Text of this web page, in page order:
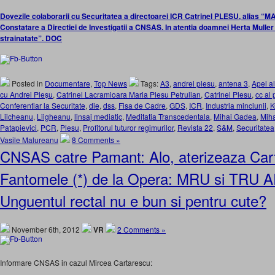
Dovezile colaborarii cu Securitatea a directoarei ICR Catrinel PLESU, alias
Constatare a Directiei de Investigatii a CNSAS. In atentia doamnei Herta
strainatate”. DOC
Posted in Documentare, Top News Tags:A3, andrei plesu, antena 3, Apel
cu Andrei Pleşu, Catrinel Lacramioara Maria Plesu Petrulian, Catrinel Plesu, cc al
Conferentiar la Securitate, die, dss, Fisa de Cadre, GDS, ICR, Industria minciunii,
Liicheanu, Liigheanu, linsaj mediatic, Meditatia Transcedentala, Mihai Gadea,
Patapievici, PCR, Plesu, Profitorul tuturor regimurilor, Revista 22, S&M, Securitatea
Vasile Malureanu
8 Comments »
CNSAS catre Pamant: Alo, aterizeaza
Fantomele (*) de la Opera: MRU si TRU
Unguentul rectal nu e bun si pentru cute?
November 6th, 2012 VR 2 Comments »
Informare CNSAS in cazul Mircea Cartarescu: